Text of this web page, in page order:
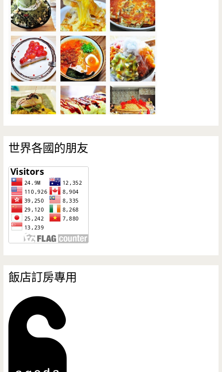
世界各國的朋友
飯店訂房專用